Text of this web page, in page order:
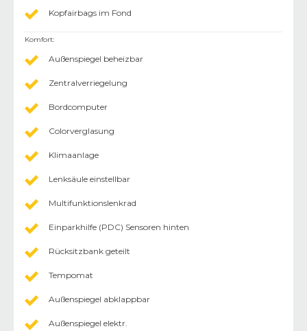
Kopfairbags im Fond
Komfort:
Außenspiegel beheizbar
Zentralverriegelung
Bordcomputer
Colorverglasung
Klimaanlage
Lenksäule einstellbar
Multifunktionslenkrad
Einparkhilfe (PDC) Sensoren hinten
Rücksitzbank geteilt
Tempomat
Außenspiegel abklappbar
Außenspiegel elektr.